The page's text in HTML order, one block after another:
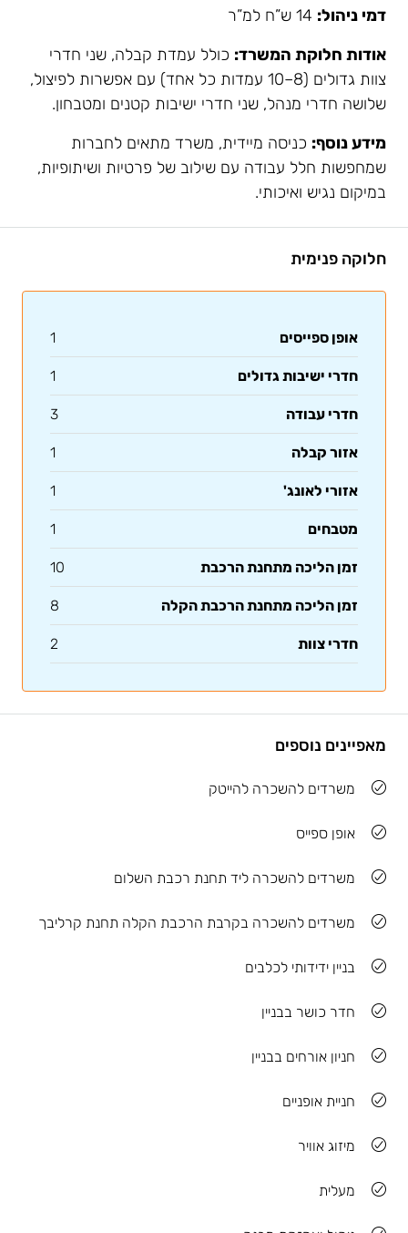
דמי ניהול:
אודות חלוקת המשרד: כולל עמדת קבלה, שני חדרי
צוות גדולים (8–10 עמדות כל אחד) עם אפשרות לפיצול,
שלושה חדרי מנהל, שני חדרי ישיבות קטנים ומטבחון.
מידע נוסף: כניסה מיידית, משרד מתאים לחברות
שמחפשות חלל עבודה עם שילוב של פרטיות ושיתופיות,
במיקום נגיש ואיכותי.
חלוקה פנימית
אופן ספייסים 1
חדרי ישיבות גדולים 1
חדרי עבודה 3
אזור קבלה 1
אזורי לאונג' 1
מטבחים 1
זמן הליכה מתחנת הרכבת 10
זמן הליכה מתחנת הרכבת הקלה 8
חדרי צוות 2
מאפיינים נוספים
משרדים להשכרה להייטק
אופן ספייס
משרדים להשכרה ליד תחנת רכבת השלום
משרדים להשכרה בקרבת הרכבת הקלה תחנת קרליבך
בניין ידידותי לכלבים
חדר כושר בבניין
חניון אורחים בבניין
חניית אופניים
מיזוג אוויר
מעלית